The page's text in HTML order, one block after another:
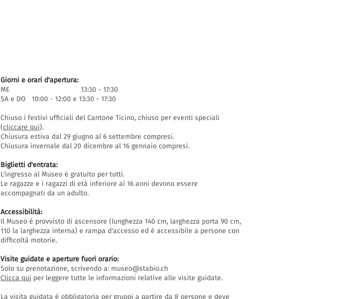
Giorni e orari d'apertura:
ME 13:30 - 17:30
SA e DO 10:00 - 12:00 e 13:30 - 17:30
Chiuso i festivi ufficiali del Cantone Ticino, chiuso per eventi speciali
(cliccare qui).
Chiusura estiva dal 29 giugno al 6 settembre compresi.
Chiusura invernale dal 20 dicembre al 16 gennaio compresi.
Biglietti d'entrata:
L'ingresso al Museo è gratuito per tutti.
Le ragazze e i ragazzi di età inferiore ai 16 anni devono essere
accompagnati da un adulto.
Accessibilità:
Il Museo è provvisto di ascensore (lunghezza 140 cm, larghezza porta 90 cm,
110 la larghezza interna) e rampa d'accesso ed è accessibile a persone con
difficoltà motorie.
Visite guidate e aperture fuori orario:
Solo su prenotazione, scrivendo a: museo@stabio.ch
Clicca qui per leggere tutte le informazioni relative alle visite guidate.
La visita guidata è obbligatoria per gruppi a partire da 8 persone e deve